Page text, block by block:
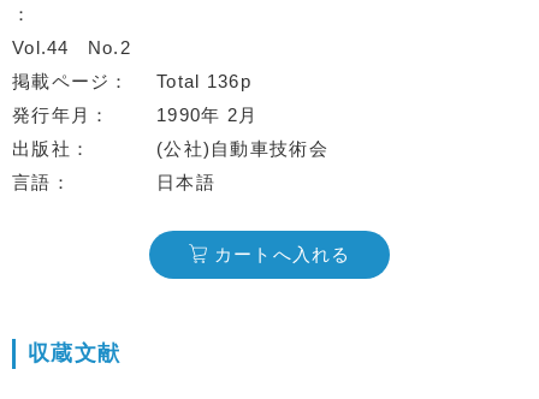
Vol.44
No.2
掲載ページ
Total 136p
発行年月
1990年 2月
出版社
(公社)自動車技術会
言語
日本語
カートへ入れる
収蔵文献